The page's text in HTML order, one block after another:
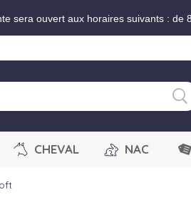
sera ouvert aux horaires suivants : de
CHEVAL NAC